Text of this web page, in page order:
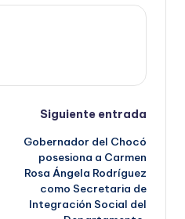
Siguiente entrada
Gobernador del Chocó
posesiona a Carmen
Rosa Ángela Rodríguez
como Secretaria de
Integración Social del